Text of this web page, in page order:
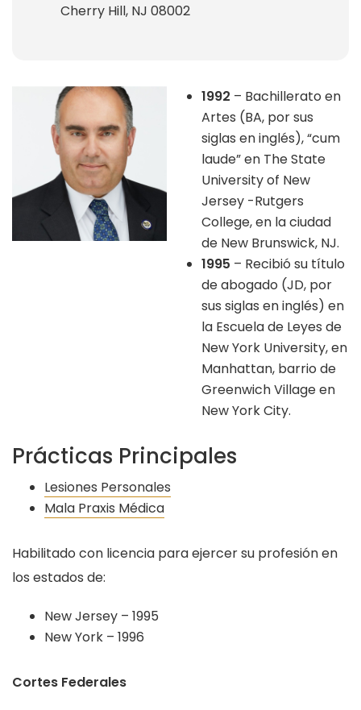
Cherry Hill, NJ 08002
1992 – Bachillerato en
Artes (BA, por sus
siglas en inglés), “cum
laude” en The State
University of New
Jersey -Rutgers
College, en la ciudad
de New Brunswick, NJ.
1995 – Recibió su título
de abogado (JD, por
sus siglas en inglés) en
la Escuela de Leyes de
New York University, en
Manhattan, barrio de
Greenwich Village en
New York City.
Prácticas Principales
Lesiones Personales
Mala Praxis Médica
Habilitado con licencia para ejercer su profesión en
los estados de:
New Jersey – 1995
New York – 1996
Cortes Federales